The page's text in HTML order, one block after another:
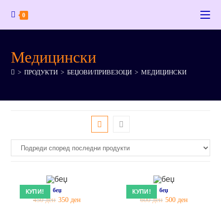
0
Медицински
> ПРОДУКТИ > БЕЏОВИ/ПРИВЕЗОЦИ > МЕДИЦИНСКИ
КУПИ! беџ
450ден 350 ден
КУПИ! беџ
600ден 500 ден